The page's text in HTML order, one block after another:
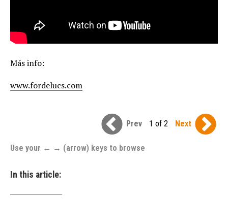
Más info:
www.fordelucs.com
Prev 1 of 2 Next
Use your ← → (arrow) keys to browse
In this article: